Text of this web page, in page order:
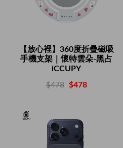
【放心裡】360度折疊磁吸
手機支架｜懷特雲朵-黑占
iCCUPY
$478 $478